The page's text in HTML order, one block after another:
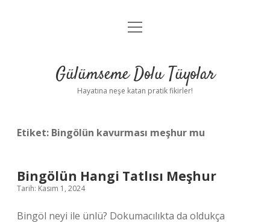
Anasayfa
Yasal Uyarı
menüyü
Gülümseme Dolu Tüyolar
Hayatına neşe katan pratik fikirler!
Etiket: Bingölün kavurması meşhur mu
Bingölün Hangi Tatlısı Meşhur
Tarih: Kasım 1, 2024
Bingöl neyi ile ünlü? Dokumacılıkta da oldukça